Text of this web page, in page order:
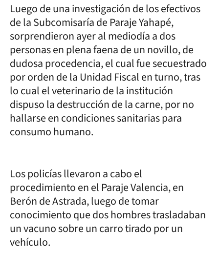
Luego de una investigación de los efectivos
de la Subcomisaría de Paraje Yahapé,
sorprendieron ayer al mediodía a dos
personas en plena faena de un novillo, de
dudosa procedencia, el cual fue secuestrado
por orden de la Unidad Fiscal en turno, tras
lo cual el veterinario de la institución
dispuso la destrucción de la carne, por no
hallarse en condiciones sanitarias para
consumo humano.
Los policías llevaron a cabo el
procedimiento en el Paraje Valencia, en
Berón de Astrada, luego de tomar
conocimiento que dos hombres trasladaban
un vacuno sobre un carro tirado por un
vehículo.